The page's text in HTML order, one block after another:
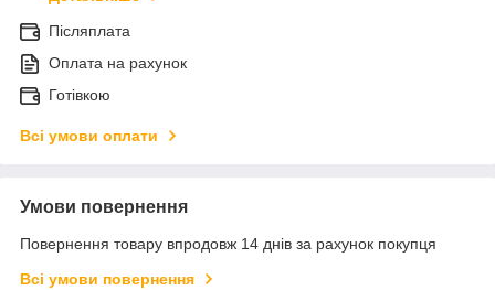
Післяплата
Оплата на рахунок
Готівкою
Всі умови оплати
Умови повернення
Повернення товару впродовж 14 днів за рахунок покупця
Всі умови повернення